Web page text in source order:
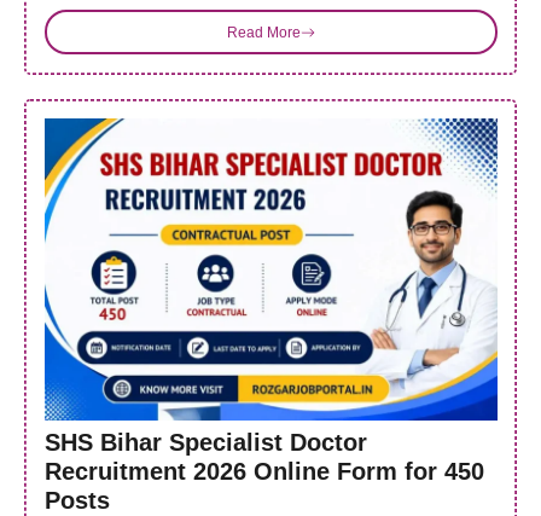
Read More
SHS Bihar Specialist Doctor
Recruitment 2026 Online Form for 450
Posts